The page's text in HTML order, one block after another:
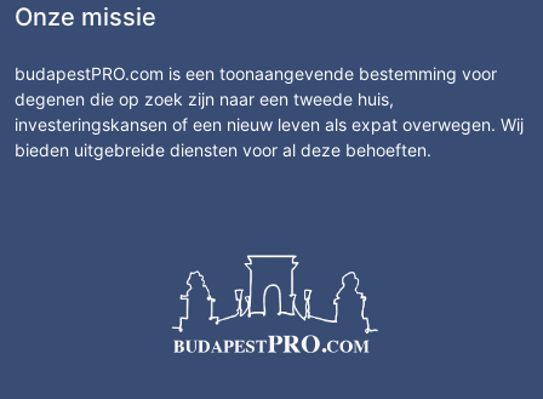
Onze missie
budapestPRO.com is een toonaangevende bestemming voor
degenen die op zoek zijn naar een tweede huis,
investeringskansen of een nieuw leven als expat overwegen. Wij
bieden uitgebreide diensten voor al deze behoeften.